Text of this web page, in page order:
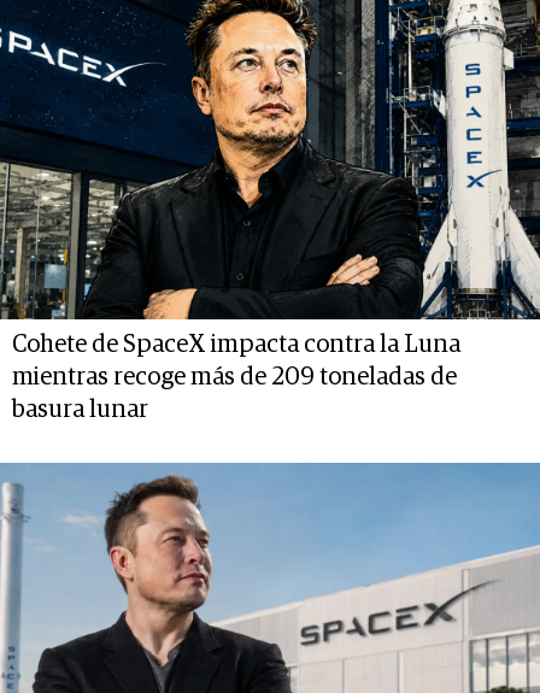
Cohete de SpaceX impacta contra la Luna
mientras recoge más de 209 toneladas de
basura lunar